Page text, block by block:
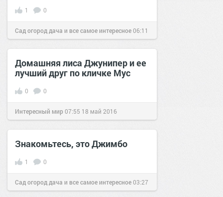
1 0
Сад огород дача и все самое интересное06:11
10 сен 2016
Домашняя лиса Джунипер и ее
лучший друг по кличке Мус
0 0
Интересный мир07:55 18 май 2016
Знакомьтесь, это Джимбо
1 0
Сад огород дача и все самое интересное03:27